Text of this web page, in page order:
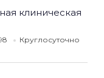
клиническая
Круглосуточно